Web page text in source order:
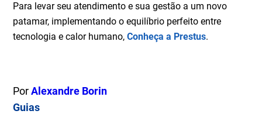
PorAlexandre Borin
Guias
Para levar seu atendimento e sua gestão a um novo
patamar, implementando o equilíbrio perfeito entre
tecnologia e calor humano,Conheça a Prestus.